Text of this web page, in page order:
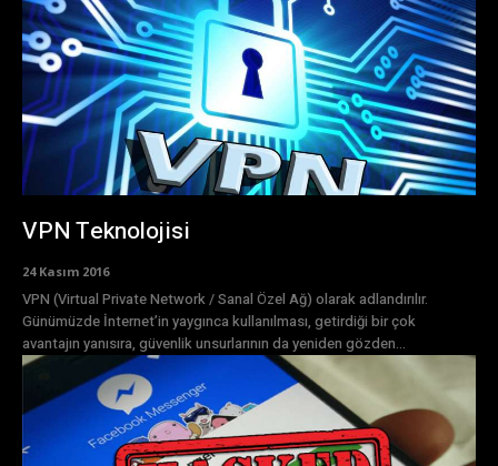
VPN Teknolojisi
24 Kasım 2016
VPN (Virtual Private Network / Sanal Özel Ağ) olarak adlandırılır.
Günümüzde İnternet’in yaygınca kullanılması, getirdiği bir çok
avantajın yanısıra, güvenlik unsurlarının da yeniden gözden...